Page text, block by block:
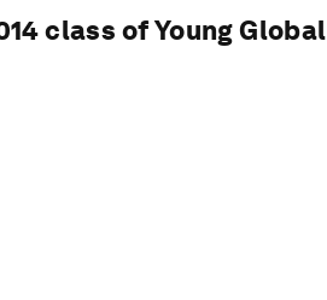
class of Young Global